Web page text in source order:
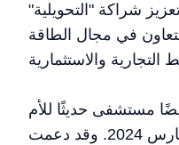
شراكة "التحويلية"
في مجال الطاقة
مستشفى حديثًا للأم
والطفل في تيمفو في 23 مارس 2024. وقد دعمت